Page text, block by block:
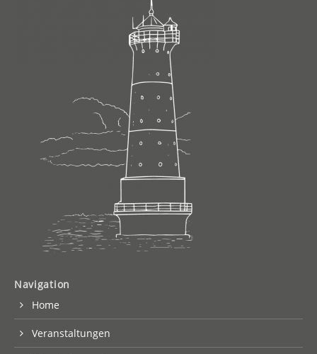
Navigation
Home
Veranstaltungen